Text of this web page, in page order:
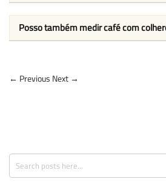
Posso também medir café com
← Previous Next →
Search